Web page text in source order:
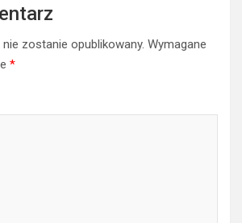
zostanie opublikowany. Wymagane
*